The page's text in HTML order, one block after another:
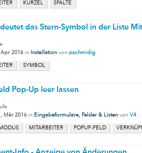
KÜRZEL SPALTE
das Stern-Symbol in der Liste
2016 in Installation von pschmidig
SYMBOL
Pop-Up leer lassen
Mär 2016 in Eingabeformulare, Felder & Listen von V4
MITARBEITER POPUP-FELD